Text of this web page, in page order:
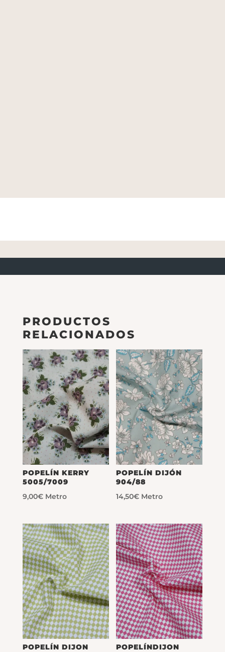
PRODUCTOS
RELACIONADOS
POPELÍN KERRY
5005/7009
9,00€ Metro
POPELÍN DIJÓN
904/88
14,50€ Metro
POPELÍN DIJON
POPELÍNDIJON